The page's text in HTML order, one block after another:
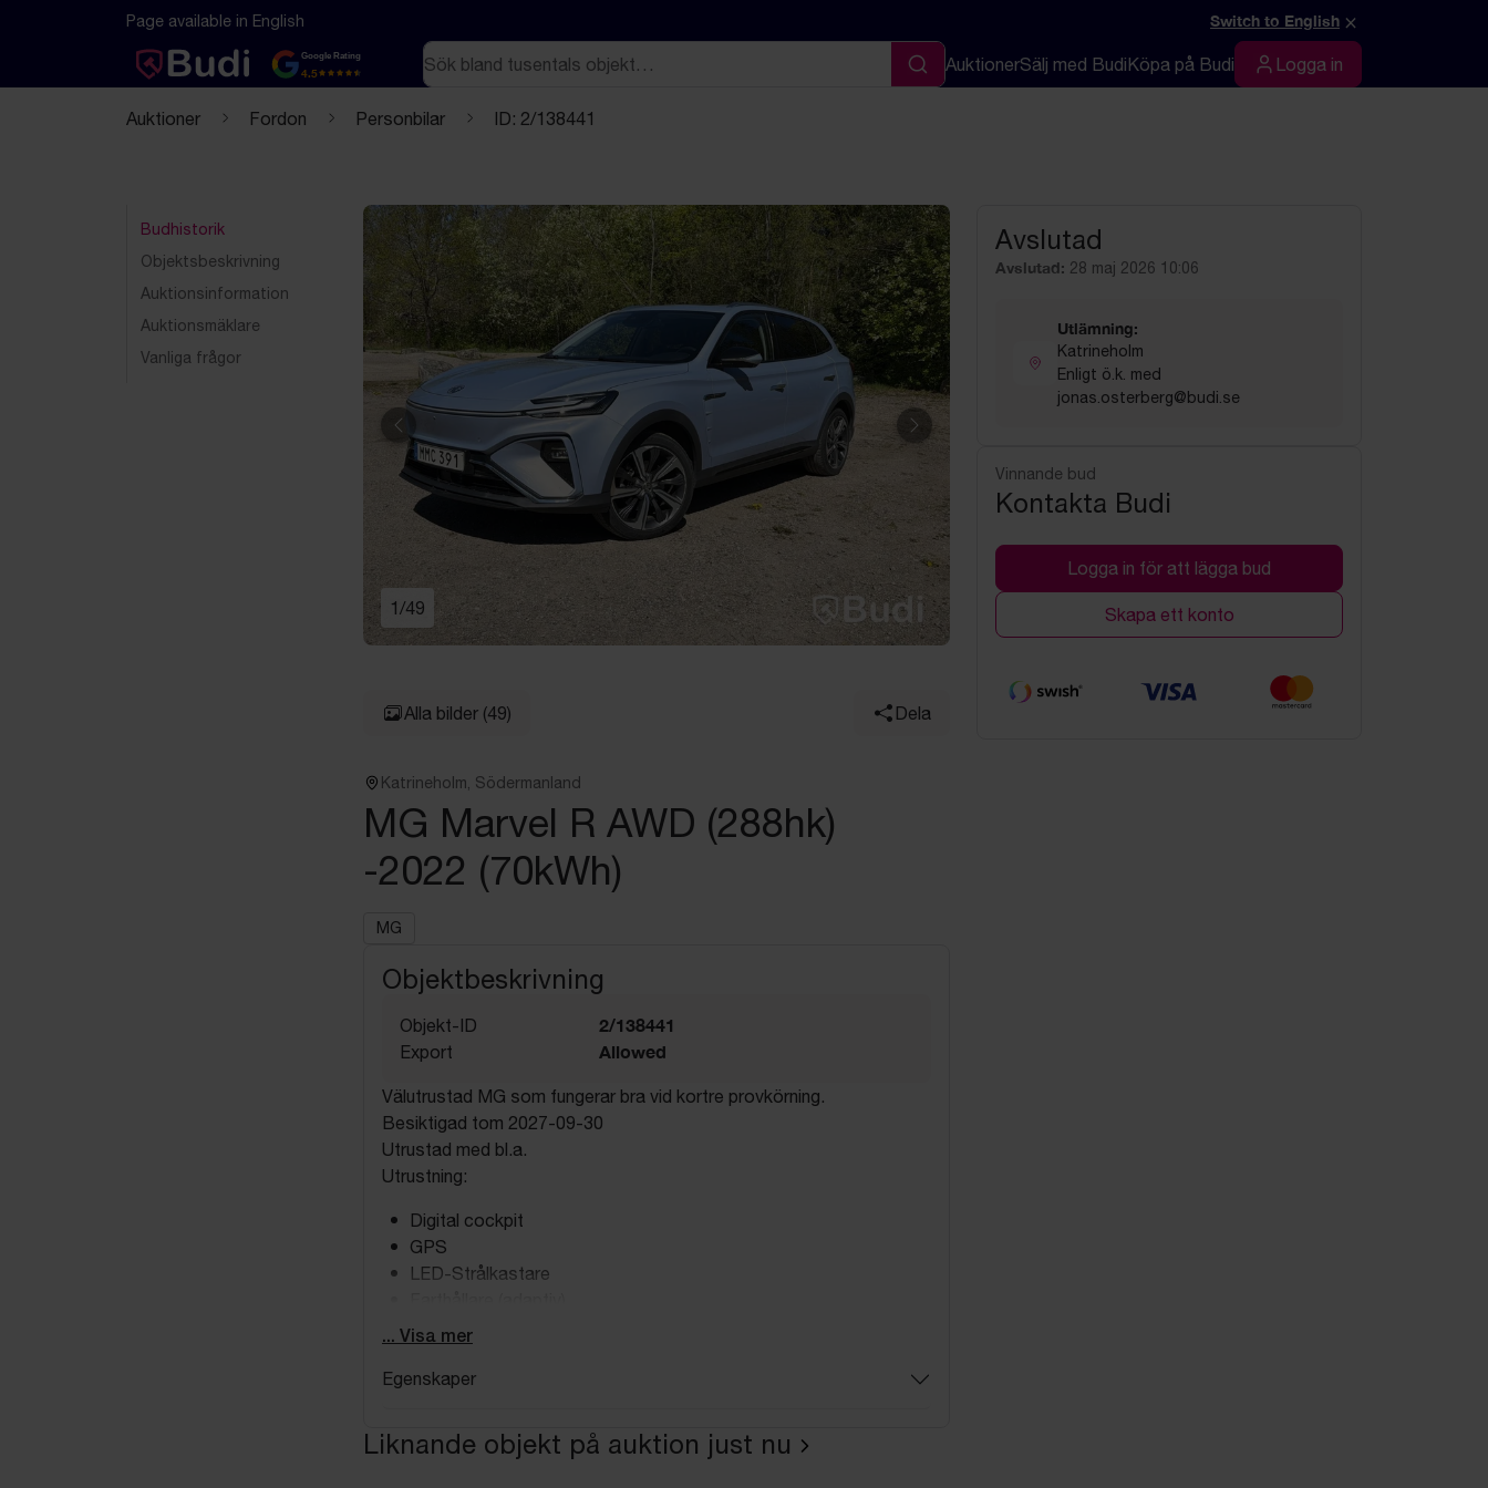
Hoppa till innehåll
Textbaserad (markdown) version av denna sida
Page available in English Switch to English ×
Google Rating
4.5
Sök
Sök
AuktionerSälj med BudiKöpa på Budi Logga in
Logga in
Auktioner Fordon Personbilar ID: 2/138441
Budhistorik
Objektsbeskrivning
Auktionsinformation
Auktionsmäklare
Vanliga frågor
Föregående Nästa
1 /49
Alla bilder (49) Dela
Katrineholm, Södermanland
MG Marvel R AWD (288hk)
-2022 (70kWh)
MG
Objektbeskrivning
Objekt-ID 2/138441
Export Allowed
Välutrustad MG som fungerar bra vid kortre provkörning.
Besiktigad tom 2027-09-30
Utrustad med bl.a.
Utrustning:
Digital cockpit
GPS
LED-Strålkastare
Fartbegränsare
360-graders kamerasystem
Bagagelucka (automatisk)
Fyrhjulsdrift
... Visa mer
Egenskaper
Liknande objekt på auktion just nu
Avslutad
Avslutad: 28 maj 2026 10:06
Utlämning:
Katrineholm
Enligt ö.k. med
jonas.osterberg@budi.se
Vinnande bud
Kontakta Budi
Logga in för att lägga bud
Skapa ett konto